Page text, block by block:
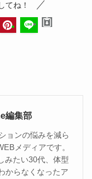
てね！
編集部
ョンの悩みを減ら
メディアです。
みたい30代、体型
からなくなったア